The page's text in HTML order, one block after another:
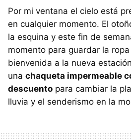
Por mi ventana el cielo está
en cualquier momento. El
la esquina y este fin de
momento para guardar la
bienvenida a la nueva
una chaqueta impermeable
descuento para cambiar la
lluvia y el senderismo en la